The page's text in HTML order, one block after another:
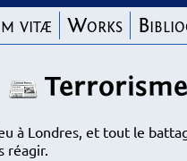
vitæ Works
Terrorisme
à Londres, et tout le
réagir.